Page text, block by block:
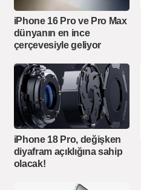
iPhone 16 Pro ve Pro Max
dünyanın en ince
çerçevesiyle geliyor
iPhone 18 Pro, değişken
diyafram açıklığına sahip
olacak!